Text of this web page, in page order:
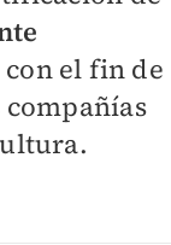
con el fin de